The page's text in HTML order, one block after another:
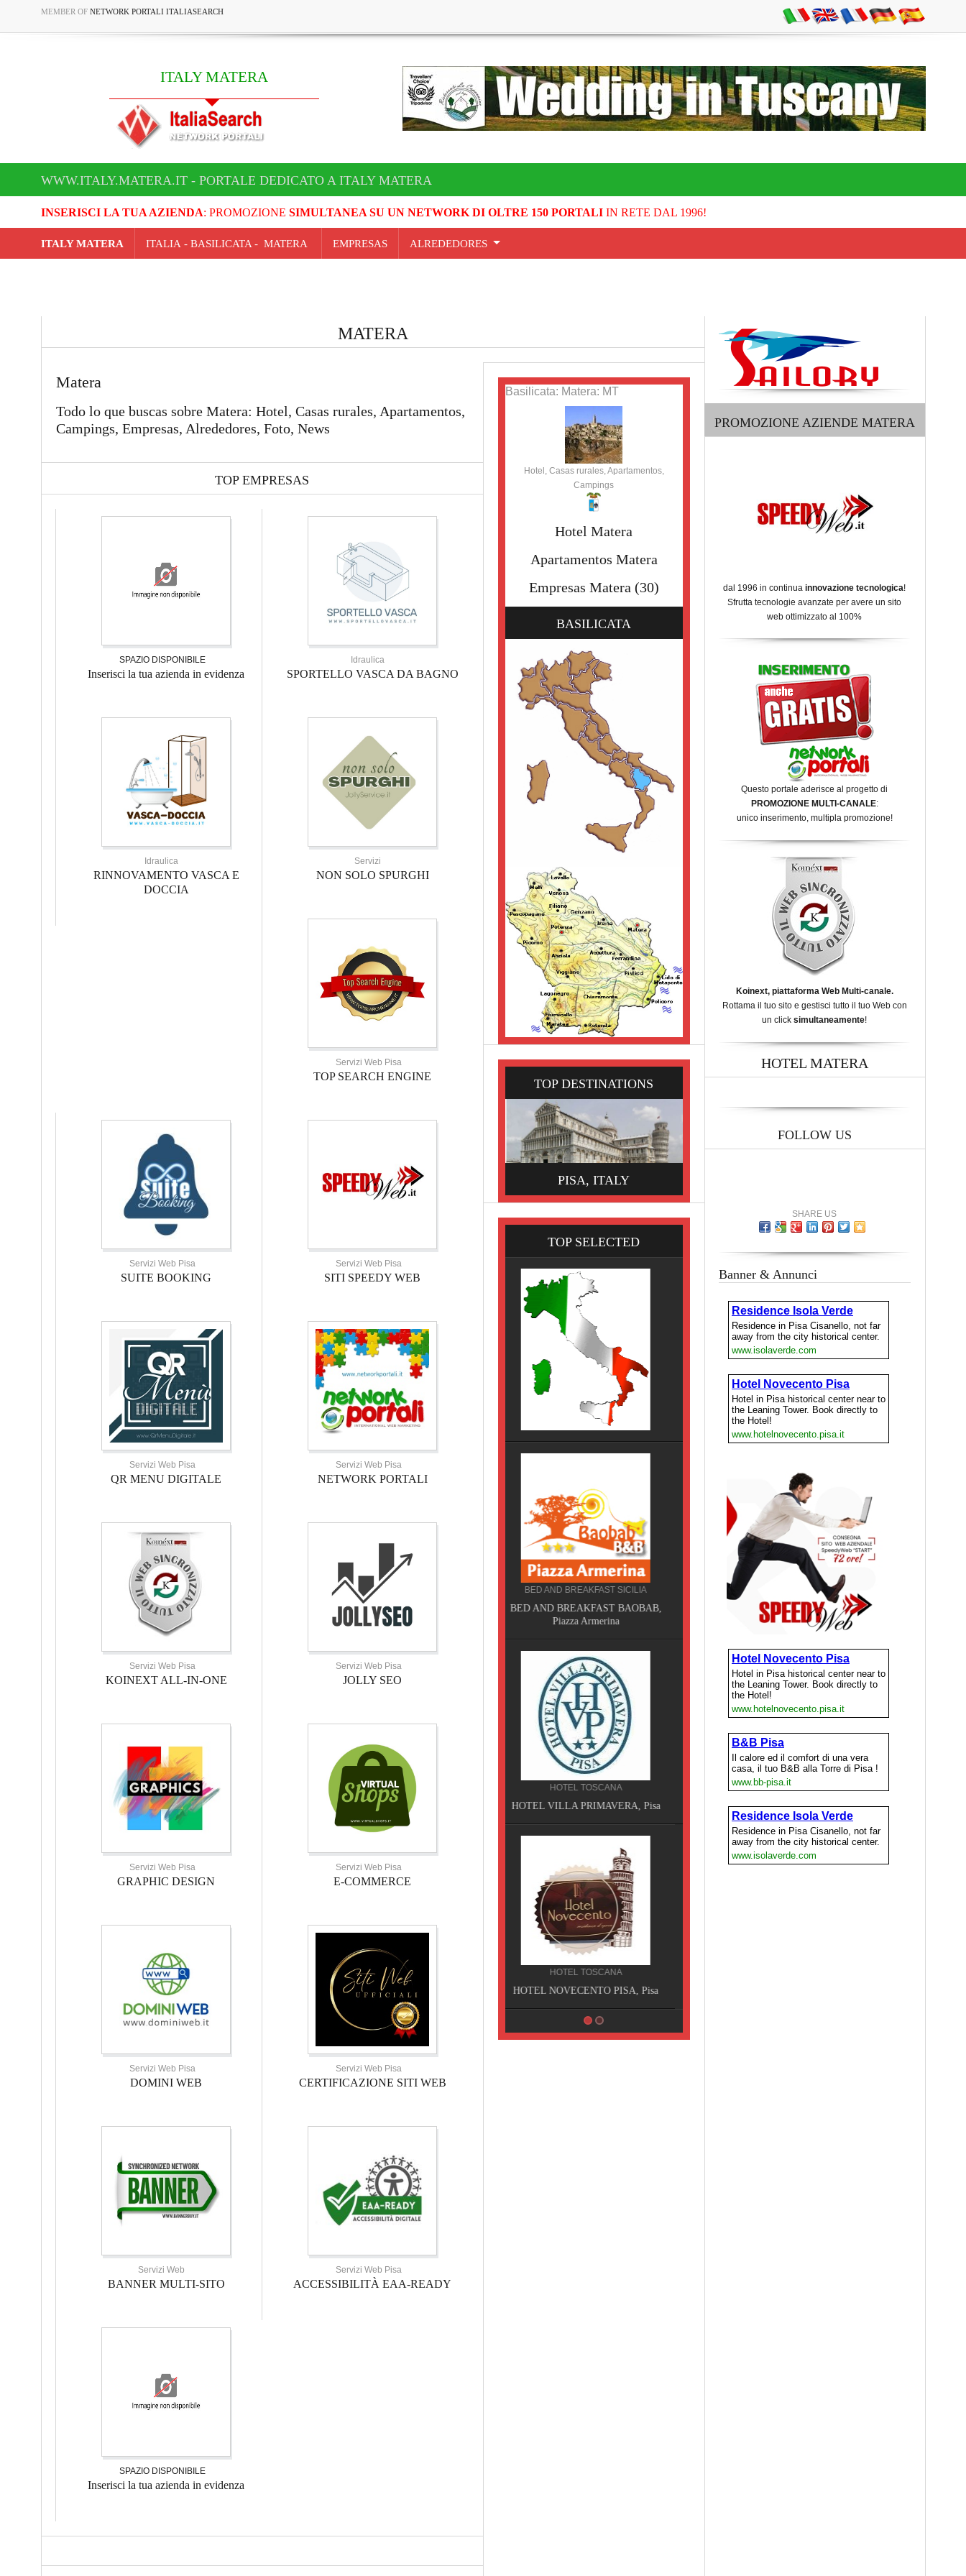
MEMBER OF NETWORK PORTALI ITALIASEARCH
ITALY MATERA
WWW.ITALY.MATERA.IT - PORTALE DEDICATO A ITALY MATERA
INSERISCI LA TUA AZIENDA: PROMOZIONE SIMULTANEA SU UN NETWORK DI OLTRE 150 PORTALIIN RETE DAL 1996!
ITALY MATERA ITALIA - BASILICATA - MATERA EMPRESAS ALREDEDORES
MATERA
Matera
Todo lo que buscas sobre Matera: Hotel, Casas rurales, Apartamentos,
Campings, Empresas, Alrededores, Foto, News
TOP EMPRESAS
SPAZIO DISPONIBILE
Inserisci la tua azienda in evidenza
Idraulica
SPORTELLO VASCA DA BAGNO
Idraulica
RINNOVAMENTO VASCA E
DOCCIA
Servizi
NON SOLO SPURGHI
Servizi Web Pisa
TOP SEARCH ENGINE
Servizi Web Pisa
SUITE BOOKING
Servizi Web Pisa
SITI SPEEDY WEB
Servizi Web Pisa
QR MENU DIGITALE
Servizi Web Pisa
NETWORK PORTALI
Servizi Web Pisa
KOINEXT ALL-IN-ONE
Servizi Web Pisa
JOLLY SEO
Servizi Web Pisa
GRAPHIC DESIGN
Servizi Web Pisa
E-COMMERCE
Servizi Web Pisa
DOMINI WEB
Servizi Web Pisa
CERTIFICAZIONE SITI WEB
Servizi Web
BANNER MULTI-SITO
Servizi Web Pisa
ACCESSIBILITÀ EAA-READY
SPAZIO DISPONIBILE
Inserisci la tua azienda in evidenza
Basilicata: Matera: MT
Hotel, Casas rurales, Apartamentos,
Campings
Hotel Matera
Apartamentos Matera
Empresas Matera (30)
BASILICATA
TOP DESTINATIONS
PISA, ITALY
TOP SELECTED
BED AND BREAKFAST SICILIA
BED AND BREAKFAST BAOBAB,
Piazza Armerina
HOTEL TOSCANA
HOTEL VILLA PRIMAVERA, Pisa
HOTEL TOSCANA
HOTEL NOVECENTO PISA, Pisa
HOTEL TOSCANA
HOTEL NOVECENTO PISA, Pisa
CAMPEGGIO TOSCANA
TORRE PENDENTE CAMPING
VILLAGE, Pisa
SERVIZI TOSCANA
VELATHRI TOUR, Casciana Terme
PROMOZIONE AZIENDE MATERA
dal 1996 in continua innovazione tecnologica!
Sfrutta tecnologie avanzate per avere un sito
web ottimizzato al 100%
Questo portale aderisce al progetto di
PROMOZIONE MULTI-CANALE:
unico inserimento, multipla promozione!
Koinext, piattaforma Web Multi-canale.
Rottama il tuo sito e gestisci tutto il tuo Web con
un click simultaneamente!
HOTEL MATERA
FOLLOW US
SHARE US
Banner & Annunci